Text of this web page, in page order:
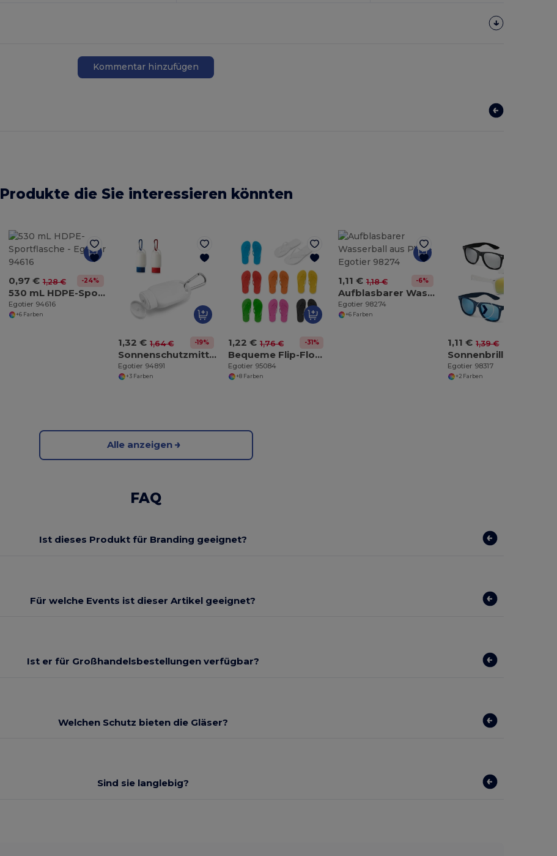
Kommentar hinzufügen
Produkte die Sie interessieren könnten
0,97 € 1,28 € -24%
530 mL HDPE-Sportflasche
Egotier 94616
+6 Farben
1,32 € 1,64 € -19%
Sonnenschutzmittel mit SPF30
Egotier 94891
+3 Farben
1,22 € 1,76 € -31%
Bequeme Flip-Flops mit PE-Sohle und PVC-Riemen
Egotier 95084
+8 Farben
1,11 € 1,18 € -6%
Aufblasbarer Wasserball aus PVC
Egotier 98274
+6 Farben
1,11 € 1,39 €
Egotier 98317
+2 Farben
Alle anzeigen
FAQ
Ist dieses Produkt für Branding geeignet?
Für welche Events ist dieser Artikel geeignet?
Ist er für Großhandelsbestellungen verfügbar?
Welchen Schutz bieten die Gläser?
Sind sie langlebig?